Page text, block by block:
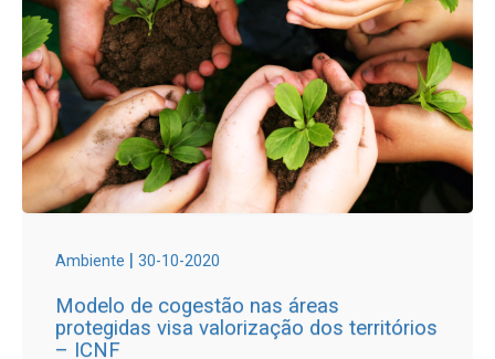
Ambiente | 30-10-2020
Modelo de cogestão nas áreas
protegidas visa valorização dos territórios
– ICNF